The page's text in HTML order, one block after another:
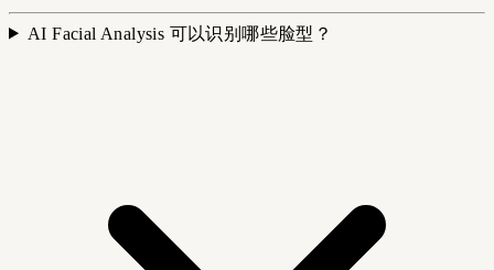
AI Facial Analysis 可以识别哪些脸型？